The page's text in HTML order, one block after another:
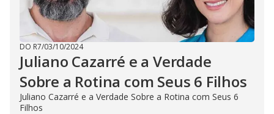
DO R7/03/10/2024
Juliano Cazarré e a Verdade
Sobre a Rotina com Seus 6 Filhos
Juliano Cazarré e a Verdade Sobre a Rotina com Seus 6
Filhos